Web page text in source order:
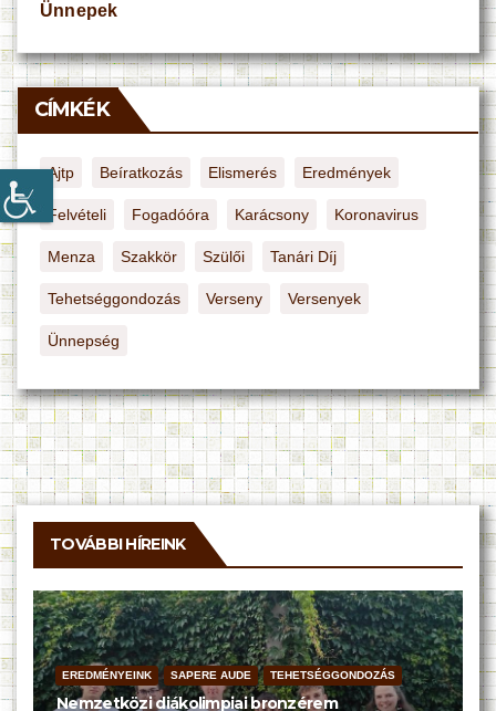
Ünnepek
CÍMKÉK
Ajtp Beíratkozás Elismerés Eredmények
Felvételi Fogadóóra Karácsony Koronavirus
Menza Szakkör Szülői Tanári Díj
Tehetséggondozás Verseny Versenyek
Ünnepség
TOVÁBBI HÍREINK
EREDMÉNYEINK SAPERE AUDE TEHETSÉGGONDOZÁS
Nemzetközi diákolimpiai bronzérem